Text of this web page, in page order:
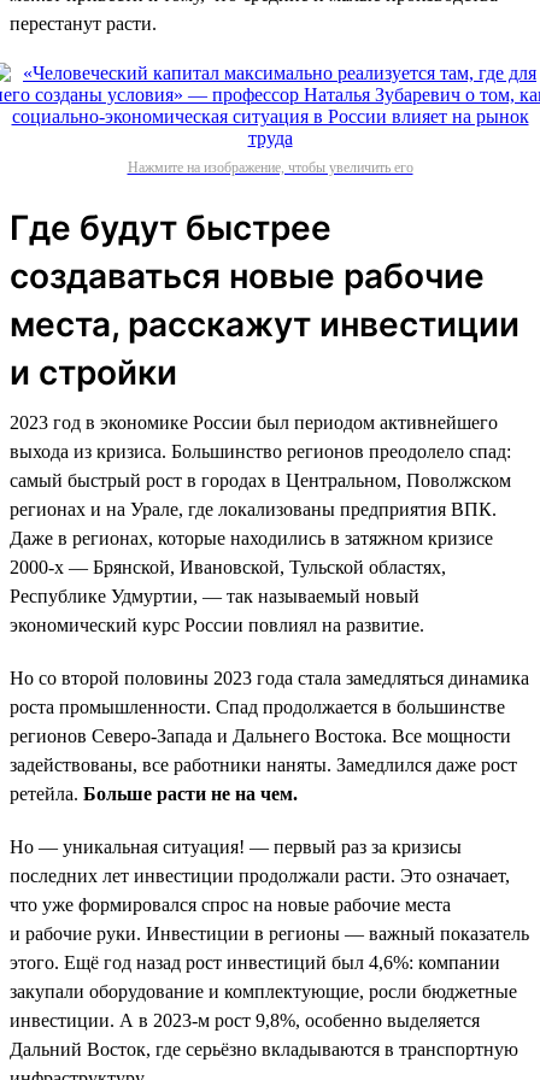
перестанут расти.
Нажмите на изображение, чтобы увеличить его
Где будут быстрее
создаваться новые рабочие
места, расскажут инвестиции
и стройки
2023 год в экономике России был периодом активнейшего
выхода из кризиса. Большинство регионов преодолело спад:
самый быстрый рост в городах в Центральном, Поволжском
регионах и на Урале, где локализованы предприятия ВПК.
Даже в регионах, которые находились в затяжном кризисе
2000-х — Брянской, Ивановской, Тульской областях,
Республике Удмуртии, — так называемый новый
экономический курс России повлиял на развитие.
Но со второй половины 2023 года стала замедляться динамика
роста промышленности. Спад продолжается в большинстве
регионов Северо-Запада и Дальнего Востока. Все мощности
задействованы, все работники наняты. Замедлился даже рост
ретейла. Больше расти не на чем.
Но — уникальная ситуация! — первый раз за кризисы
последних лет инвестиции продолжали расти. Это означает,
что уже формировался спрос на новые рабочие места
и рабочие руки. Инвестиции в регионы — важный показатель
этого. Ещё год назад рост инвестиций был 4,6%: компании
закупали оборудование и комплектующие, росли бюджетные
инвестиции. А в 2023-м рост 9,8%, особенно выделяется
Дальний Восток, где серьёзно вкладываются в транспортную